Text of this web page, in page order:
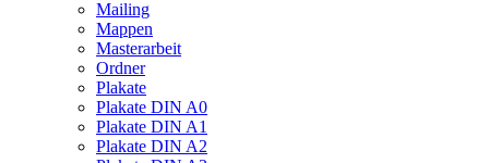
Mailing
Mappen
Masterarbeit
Ordner
Plakate
Plakate DIN A0
Plakate DIN A1
Plakate DIN A2